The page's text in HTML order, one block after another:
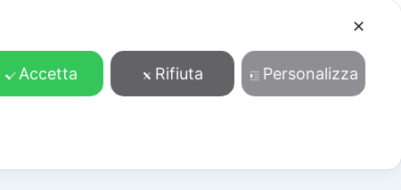
Cosa facciamo Contatti Accedi/Registrati
✕
Accetta Rifiuta Personalizza